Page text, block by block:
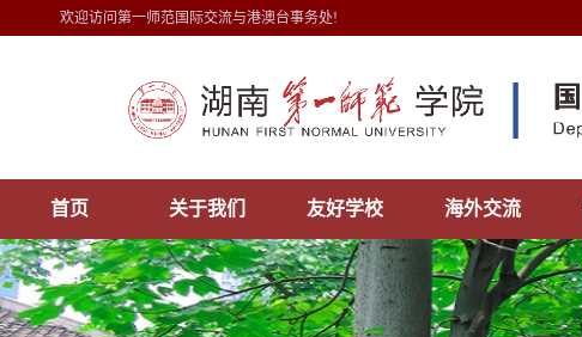
欢迎访问第一师范国际交流与港澳台事务处!
首页 关于我们 友好学校 海外交流